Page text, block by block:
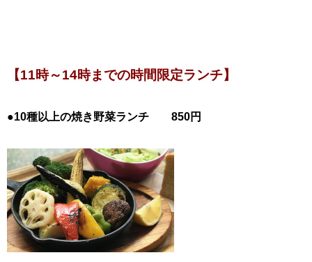
【11時～14時までの時間限定ランチ】
●10種以上の焼き野菜ランチ 850円